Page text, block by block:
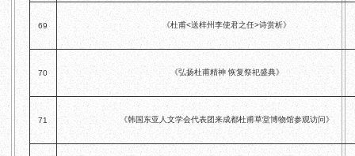
69 《杜甫<送梓州李使君之任>诗赏析》
70 《弘扬杜甫精神 恢复祭祀盛典》
71 《韩国东亚人文学会代表团来成都杜甫草堂博物馆参观访问》